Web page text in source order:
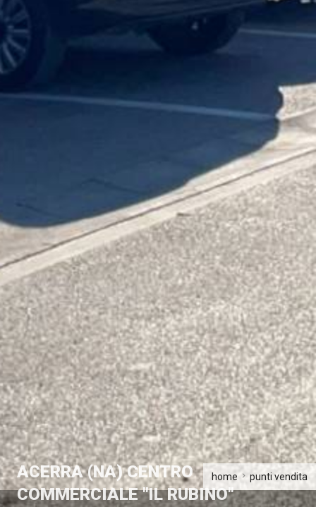
ACERRA (NA) CENTRO
COMMERCIALE "IL RUBINO"
home punti vendita